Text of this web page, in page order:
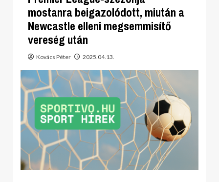
mostanra beigazolódott, miután a
Newcastle elleni megsemmisítő
vereség után
Kovács Péter 2025.04.13.